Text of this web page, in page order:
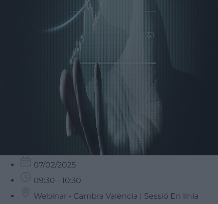
07/02/2025
09:30 - 10:30
Webinar - Cambra València | Sessió En línia